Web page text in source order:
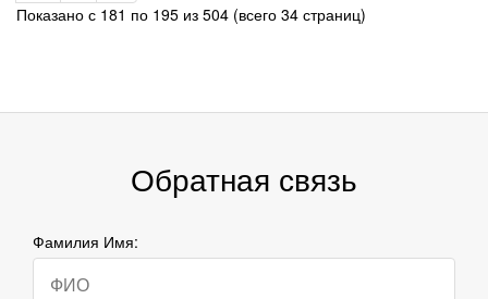
Показано с 181 по 195 из 504 (всего 34 страниц)
Обратная связь
Фамилия Имя: